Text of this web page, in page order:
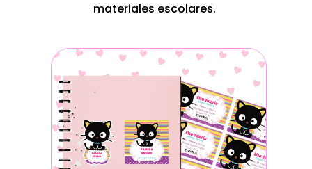
materiales escolares.